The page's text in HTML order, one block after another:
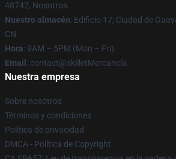
48742, Nosotros
Nuestro almacén: Edificio 17, Ciudad de
CN
Hora: 9AM – 5PM (Mon – Fri)
Email : contact@skilletMercancía.
Nuestra empresa
Sobre nosotros
Términos y condiciones
Política de privacidad
DMCA - Política de Copyright